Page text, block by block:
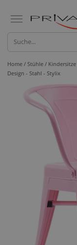
Home / Stühle / Kindersitze
Design - Stahl - Stylix